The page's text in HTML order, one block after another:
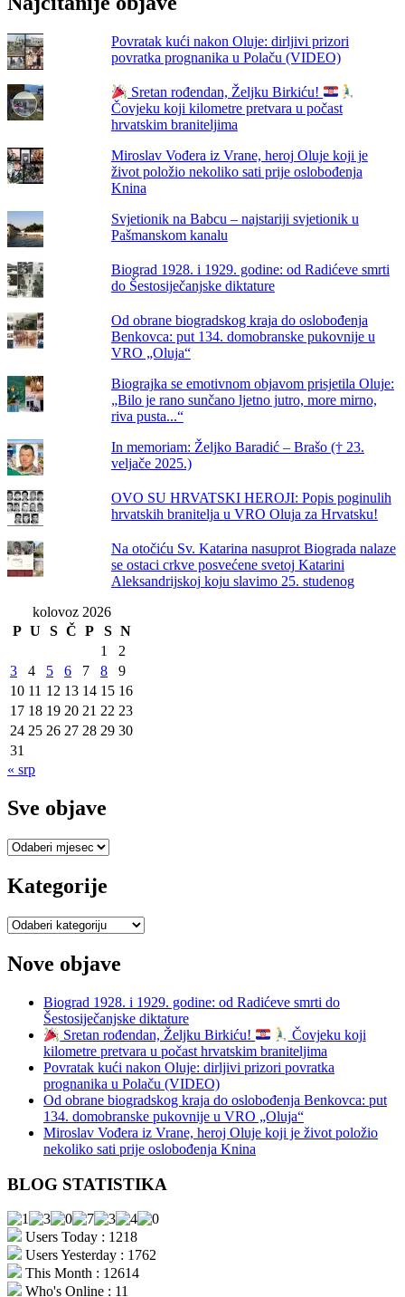
Zapovjedio
rušenje
Domovinskom
Povratak kući nakon Oluje: dirljivi prizori
povratka prognanika u Polaču (VIDEO)
Sretan rođendan, Željku Birkiću!
Čovjeku koji kilometre pretvara u počast
hrvatskim braniteljima
Miroslav Vođera iz Vrane, heroj Oluje koji je
život položio nekoliko sati prije oslobođenja
Knina
Svjetionik na Babcu – najstariji svjetionik u
Pašmanskom kanalu
Biograd 1928. i 1929. godine: od Radićeve smrti
do Šestosiječanjske diktature
Od obrane biogradskog kraja do oslobođenja
Benkovca: put 134. domobranske pukovnije u
VRO „Oluja“
Biograjka se emotivnom objavom prisjetila Oluje:
„Bilo je rano sunčano ljetno jutro, more mirno,
riva pusta...“
In memoriam: Željko Baradić – Brašo († 23.
veljače 2025.)
OVO SU HRVATSKI HEROJI: Popis poginulih
hrvatskih branitelja u VRO Oluja za Hrvatsku!
Na otočiću Sv. Katarina nasuprot Biograda nalaze
se ostaci crkve posvećene svetoj Katarini
Aleksandrijskoj koju slavimo 25. studenog
kolovoz 2026
P U S Č P S N
1
2
3
4 5 6 7 8
9
10 11 12 13 14 15 16
17 18 19 20 21 22 23
24 25 26 27 28 29 30
31
« srp
Sve objave
Sve
Kategorije
Kategorije
Nove objave
Biograd 1928. i 1929. godine: od Radićeve smrti do
Šestosiječanjske diktature
Sretan rođendan, Željku Birkiću!
Čovjeku koji
kilometre pretvara u počast hrvatskim braniteljima
Povratak kući nakon Oluje: dirljivi prizori povratka
prognanika u Polaču (VIDEO)
Od obrane biogradskog kraja do oslobođenja Benkovca: put
134. domobranske pukovnije u VRO „Oluja“
Miroslav Vođera iz Vrane, heroj Oluje koji je život položio
nekoliko sati prije oslobođenja Knina
BLOG STATISTIKA
Users Today : 1218
Users Yesterday : 1762
This Month : 12614
Who's Online : 11